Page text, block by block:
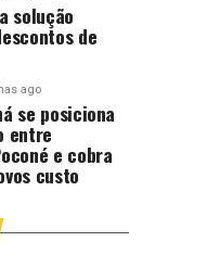
solução
de
ago
se posiciona
entre
e cobra
custo